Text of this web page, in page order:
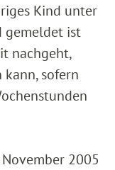
Kind unter
gemeldet ist
nachgeht,
sofern
2005